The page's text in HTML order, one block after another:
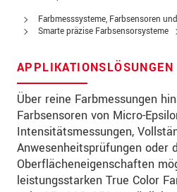
Farbmesssysteme, Farbsensoren
Smarte präzise Farbsensorsysteme
APPLIKATIONSLÖSUNGEN
Über reine Farbmessungen
Farbsensoren von Micro-
Intensitätsmessungen,
Anwesenheitsprüfungen oder
Oberflächeneigenschaften
leistungsstarken True Color
PLZ
Land*
Telefon
Email*
Nachricht*